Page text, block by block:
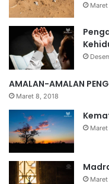
AMALAN-AMALAN
Maret 8, 2018